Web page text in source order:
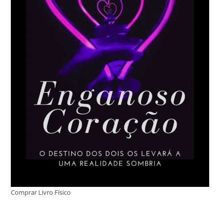
Comprar Livro Físico